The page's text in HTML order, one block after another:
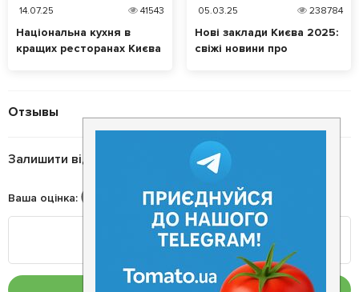
14.07.25 41543
Національна кухня в
кращих ресторанах Києва
05.03.25 238784
Нові заклади Києва 2025:
свіжі новини про
Отзывы
Залишити відгук
Ваша оцінка: